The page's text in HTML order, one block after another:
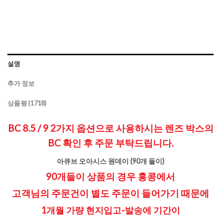
설명
추가 정보
상품평 (1718)
BC 8.5 / 9 2가지 옵션으로 사용하시는 렌즈 박스의
BC 확인 후 주문 부탁드립니다.
아큐브 오아시스 원데이 (90개 들이)
90개들이 상품의 경우 홍콩에서
고객님의 주문건이 별도 주문이 들어가기 때문에
1개월 가량 현지입고-발송에 기간이